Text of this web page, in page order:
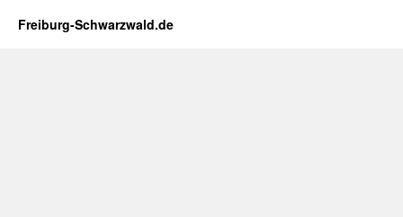
Freiburg-Schwarzwald.de